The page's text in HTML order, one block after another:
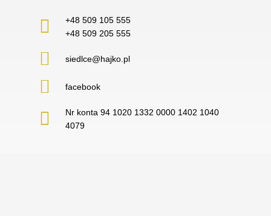
+48 509 105 555
+48 509 205 555
siedlce@hajko.pl
facebook
Nr konta 94 1020 1332 0000 1402 1040
4079